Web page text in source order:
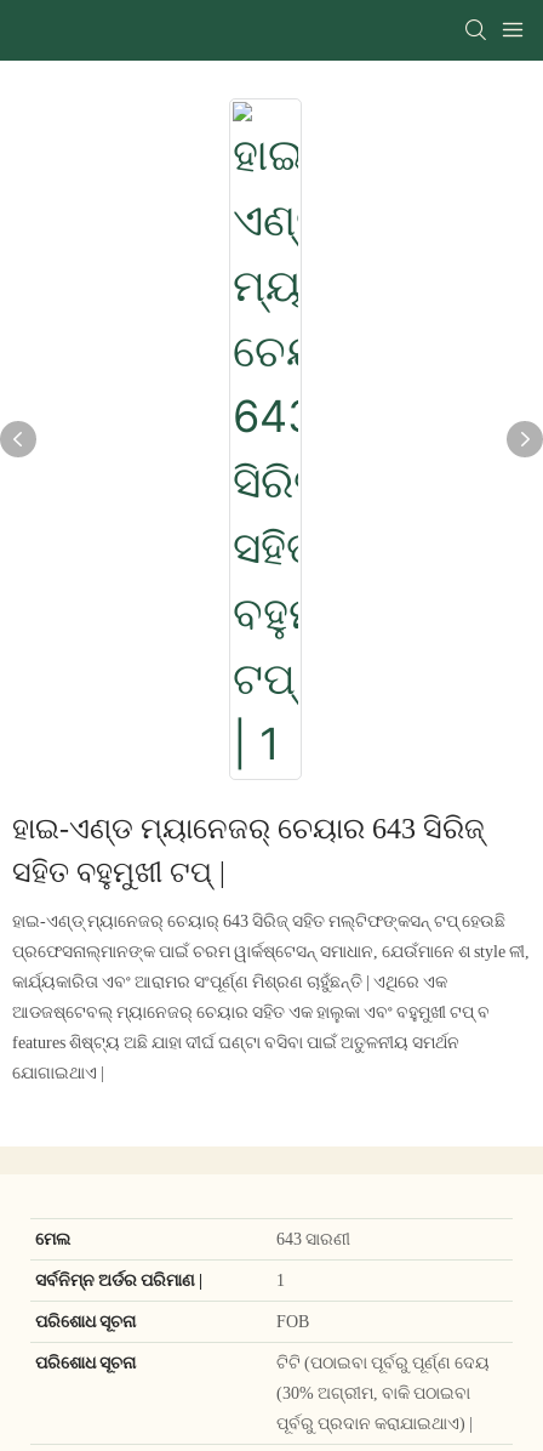
ହାଇ-ଏଣ୍ଡ ମ୍ୟାନେଜର୍ ଚେୟାର 643 ସିରିଜ୍
ସହିତ ବହୁମୁଖୀ ଟପ୍ |
ହାଇ-ଏଣ୍ଡ୍ ମ୍ୟାନେଜର୍ ଚେୟାର୍ 643 ସିରିଜ୍ ସହିତ ମଲ୍ଟିଫଙ୍କସନ୍ ଟପ୍ ହେଉଛି
ପ୍ରଫେସନାଲ୍ମାନଙ୍କ ପାଇଁ ଚରମ ୱାର୍କଷ୍ଟେସନ୍ ସମାଧାନ, ଯେଉଁମାନେ ଶ style ଳୀ,
କାର୍ଯ୍ୟକାରିତା ଏବଂ ଆରାମର ସଂପୂର୍ଣ୍ଣ ମିଶ୍ରଣ ଚାହୁଁଛନ୍ତି | ଏଥିରେ ଏକ
ଆଡଜଷ୍ଟେବଲ୍ ମ୍ୟାନେଜର୍ ଚେୟାର ସହିତ ଏକ ହାଲୁକା ଏବଂ ବହୁମୁଖୀ ଟପ୍ ବ
features ଶିଷ୍ଟ୍ୟ ଅଛି ଯାହା ଦୀର୍ଘ ଘଣ୍ଟା ବସିବା ପାଇଁ ଅତୁଳନୀୟ ସମର୍ଥନ
ଯୋଗାଇଥାଏ |
ମେଲ 643 ସାରଣୀ
ସର୍ବନିମ୍ନ ଅର୍ଡର ପରିମାଣ | 1
ପରିଶୋଧ ସୂଚନା FOB
ପରିଶୋଧ ସୂଚନା
ଟିଟି (ପଠାଇବା ପୂର୍ବରୁ ପୂର୍ଣ୍ଣ ଦେୟ
(30% ଅଗ୍ରୀମ, ବାକି ପଠାଇବା
ପୂର୍ବରୁ ପ୍ରଦାନ କରାଯାଇଥାଏ) |